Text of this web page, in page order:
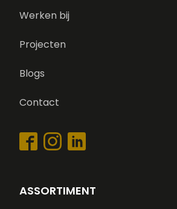
Werken bij
Projecten
Blogs
Contact
ASSORTIMENT